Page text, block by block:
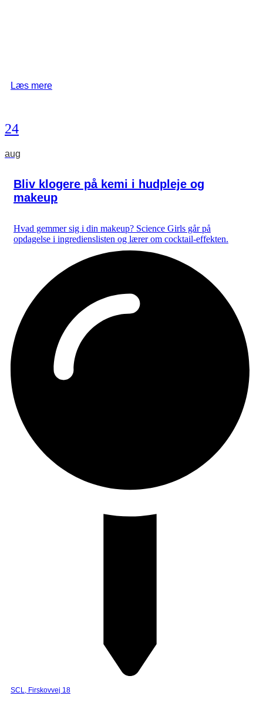
Læs mere
24
aug
Bliv klogere på kemi i hudpleje og
makeup
Hvad gemmer sig i din makeup? Science Girls går på
opdagelse i ingredienslisten og lærer om cocktail-effekten.
SCL, Firskovvej 18